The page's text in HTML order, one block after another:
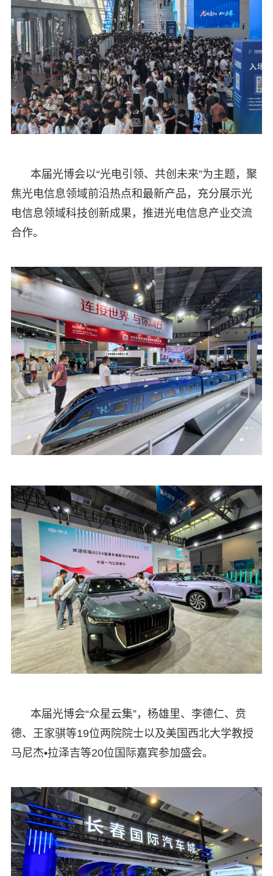
本届光博会以“光电引领、共创未来”为主题，聚
焦光电信息领域前沿热点和最新产品，充分展示光
电信息领域科技创新成果，推进光电信息产业交流
合作。
本届光博会“众星云集”，杨雄里、李德仁、贲
德、王家骐等19位两院院士以及美国西北大学教授
马尼杰•拉泽吉等20位国际嘉宾参加盛会。